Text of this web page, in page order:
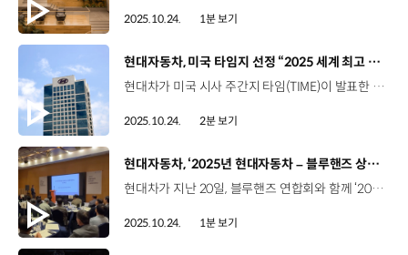
2025.10.24. 1분 보기
[동영상]
현대자동차, 미국 타임지 선정 “2025 세계 최고 기업” 평가 국내 기업 중 1위
현대차가 미국 시사 주간지 타임(TIME)이 발표한 ‘2025 세계 최고 기업(World’s Best Companies 2025)’ 평가에서 국내 기업 중 1위를 기록했습니다. 타임지는 지난 2023년부터 글로벌 데이터 및 비즈니스 정보 플랫폼 기업인 독일 스태티스타(Statista)와 함께 임직원 만족도, 기업 성장률, ESG 등 다양한 요소를 기반으로 세계 최고 기업 1,000개를 선정해 오고 있는데요. 현대차는 올해 33위로, 지난해 192위에서 159계단 상승했습니다. 이번 평가에서 상위 100대 기업에 포함된 국내 기업은 현대차가 유일하며, 48위에 오른 일본 토요타를 제치고 아시아 완성차 업체 중에도 가장 높은 순위를 차지했습니다. 이처럼 가파른 순위 상승은 글로벌 임직원의 만족도와 지속적인 매출 성장, ESG에 대한 노력이 영향을 끼친 것으로 분석되는데요. 실제로 현대차는 현대차그룹이 매년 시행하는 임직원 업무 만족도 조사에서 지난해 역대 조사 결과 중 가장 높은 점수를 기록하고, 자발적 이직률도 국내 기업 중 가장 낮았습니다. 최근 3년간 실적도 2022년 142조 원에서 2024년 175조 원으로 약 23% 증가하며 뚜렷한 성장세를 보였습니다. 이와 함께 대규모 재생에너지 구매 계약 체결 등 2045년 탄소 중립 비전 달성을 위해 노력하고, 선임 사외이사 제도 도입 등 주주 가치를 제고하고 이사회의 독립성과 전문성을 높이기 위해 다양한 노력을 지속하고 있습니다. 이번 결과는 공신력 높은 외부 기관의 평가로, 투자자 신뢰를 강화하고 브랜드를 긍정적으로 확산시키는 데에도 기여할 것으로 기대됩니다.
2025.10.24. 2분 보기
[동영상]
현대자동차, ‘2025년 현대자동차 – 블루핸즈 상생협력 세미나
현대차가 지난 20일, 블루핸즈 연합회와 함께 ‘2025 블루핸즈 상생협력세미나’를 개최했습니다. 현대차의 공식 서비스 협력사인 블루핸즈는 전국 1,200여 개의 네트워크를 바탕으로 고객과 가장 가까운 곳에서 서비스를 제공하기 위해 노력하고 있는데요. 이번 행사는 블루핸즈 연합회 리더를 대상으로 상생관계의 파트너십을 강화하고 정비산업의 미래 경쟁력을 높이고자 마련됐습니다. 참석자들은 제네시스 청주 견학과 블루핸즈 미래 비전 공유회, 명사 특강 등 다채로운 프로그램을 통해 블루핸즈의 역할을 되짚고, 동반 성장의 의미를 되새겼습니다. 현대차는 가맹점의 경영 안정성 확보를 위한 금융 프로그램과 채용 지원 제도를 추진하는 등 블루핸즈와 상생을 확대해 나갈 계획입니다.
2025.10.24. 1분 보기